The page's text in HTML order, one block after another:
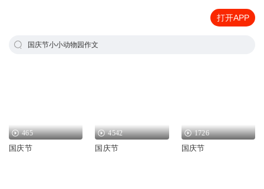
打开APP
国庆节小小动物园作文
465
国庆节
4542
国庆节
1726
国庆节